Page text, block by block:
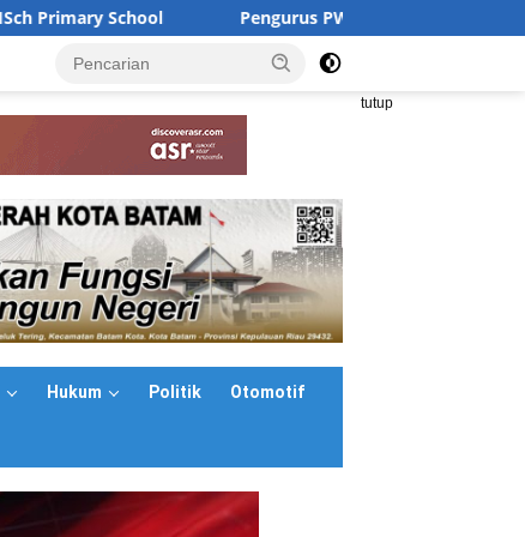
Pengurus PWI Kepri Hormati Pengunduran Diri
tutup
<
Hukum Politik Otomotif